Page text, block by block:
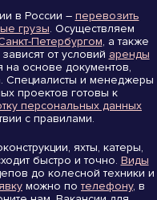
в России – перевозить
грузы. Осуществляем
Петербургом, а также
от условий аренды
на основе документов,
Специалисты и менеджеры
проектов готовы к
персональных данных
с правилами.
яхты, катеры,
быстро и точно. Виды
до колесной техники и
можно по телефону, в